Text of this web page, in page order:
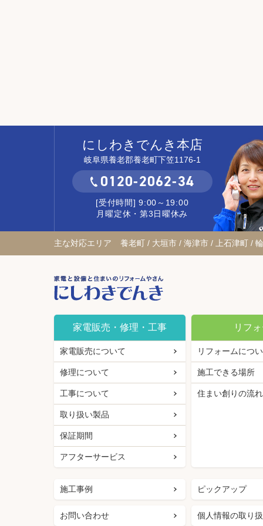
にしわきでんき本店
岐阜県養老郡養老町下笠1176-1
0120-2062-34
[受付時間] 9:00～19:00
月曜定休・第3日曜休み
主な対応エリア 養老町 / 大垣市 / 海津市 / 上石津町 /
家電販売・修理・工事
家電販売について
修理について
工事について
取り扱い製品
保証期間
アフターサービス
リフ
リフォームにつ
施工できる場所
住まい創りの流れ
施工事例 ピックアップ
お問い合わせ 個人情報の取り